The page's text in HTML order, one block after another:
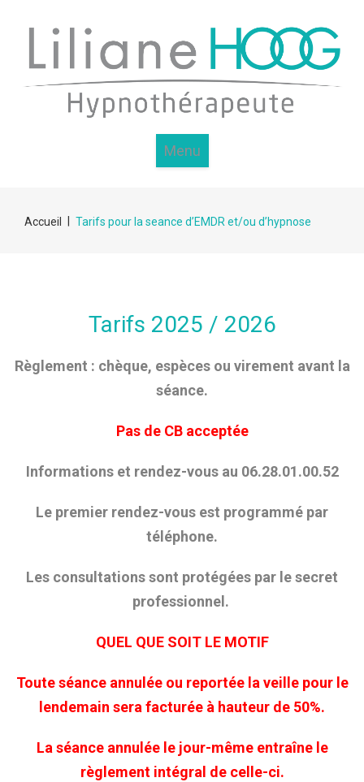
Menu
Accueil Tarifs pour la seance d’EMDR et/ou d’hypnose
Tarifs 2025 / 2026
Règlement : chèque, espèces ou virement avant la
séance.
Pas de CB acceptée
Informations et rendez-vous au 06.28.01.00.52
Le premier rendez-vous est programmé par
téléphone.
Les consultations sont protégées par le secret
professionnel.
QUEL QUE SOIT LE MOTIF
Toute séance annulée ou reportée la veille pour le
lendemain sera facturée à hauteur de 50%.
La séance annulée le jour-même entraîne le
règlement intégral de celle-ci.